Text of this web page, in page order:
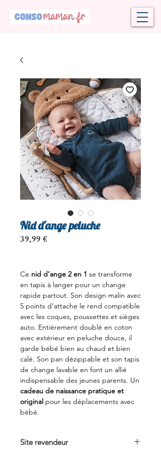
Nid d'ange peluche
39,99 €
Ce nid d’ange 2 en 1 se transforme
en tapis à langer pour un change
rapide partout. Son design malin avec
5 points d’attache le rend compatible
avec les coques, poussettes et sièges
auto. Entièrement doublé en coton
avec extérieur en peluche douce, il
garde bébé bien au chaud et bien
calé. Son pan dézippable et son tapis
de change lavable en font un allié
indispensable des jeunes parents. Un
cadeau de naissance pratique et
original pour les déplacements avec
bébé.
Site revendeur